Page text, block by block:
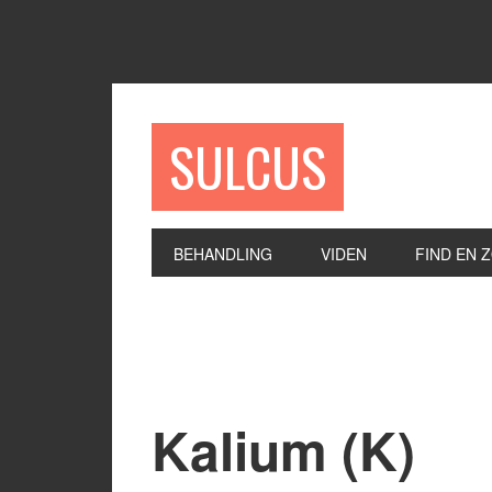
SULCUS
BEHANDLING VIDEN FIND EN
Kalium (K)